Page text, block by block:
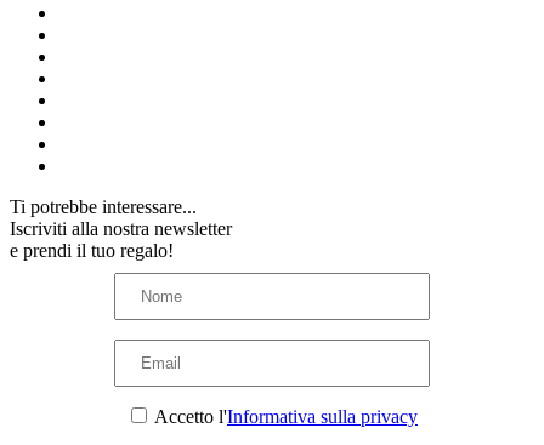
Ti potrebbe interessare...
Iscriviti alla nostra newsletter
e prendi il tuo regalo!
Accetto l'Informativa sulla privacy